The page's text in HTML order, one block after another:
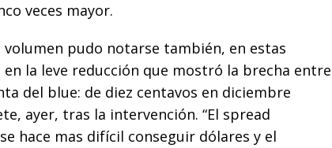
veces mayor.
volumen pudo notarse también, en estas
la leve reducción que mostró la brecha entre
del blue: de diez centavos en diciembre
ayer, tras la intervención. “El spread
hace mas difícil conseguir dólares y el